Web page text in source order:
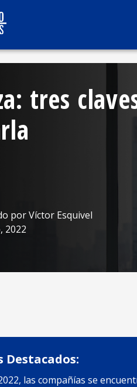
tres
porVíctor Esquivel
2022
Destacados:
las compañías se